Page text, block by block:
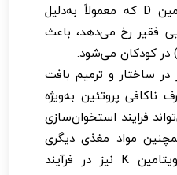
ضروری است. کمبود ویتامین D که معمولاً به‌دلیل
فقیر رخ می‌دهد، باعث
در کودکان می‌شود.
در ساختار و ترمیم بافت
پروتئین به‌ویژه
فرایند استخوان‌سازی
مواد مغذی دیگری
مانند فسفر، منیزیم، و ویتامین K نیز در فرآیند